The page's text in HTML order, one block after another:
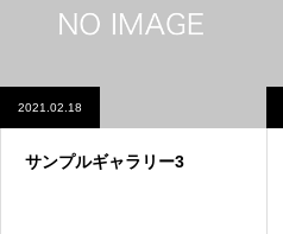
2021.02.18
サンプルギャラリー3